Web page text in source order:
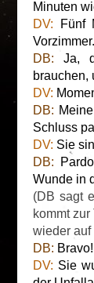
Minuten
DV: Fünf
Vorzimmer.
DB: Ja,
brauchen,
DV:
DB:
Schluss
DV: Sie
DB:
Wunde in
(DB sagt
kommt
wieder auf
DB:
DV: Sie